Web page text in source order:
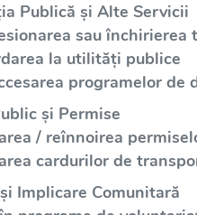
Publică și Alte Servicii
sau închirierea
la utilități publice
programelor de
și Permise
/ reînnoirea
cardurilor de
Implicare Comunitară